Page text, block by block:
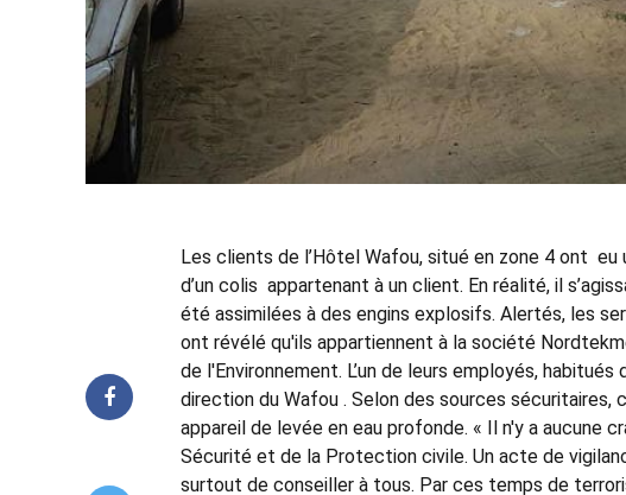
Les clients de l’Hôtel Wafou, situé en zone 4 ont
d’un colis appartenant à un client. En réalité, il
été assimilées à des engins explosifs. Alertés, les
ont révélé qu'ils appartiennent à la société
de l'Environnement. L’un de leurs employés,
direction du Wafou . Selon des sources
appareil de levée en eau profonde. « Il n'y a aucune
Sécurité et de la Protection civile. Un acte de
surtout de conseiller à tous. Par ces temps de